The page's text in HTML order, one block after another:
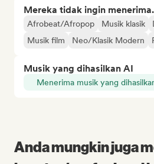
Mereka tidak ingin
Afrobeat/Afropop Musik klasik
Musik film
Neo/Klasik Modern
Musik yang dihasilkan AI
Menerima musik yang
Anda mungkin juga